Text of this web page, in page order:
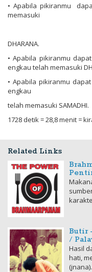
• Apabila pikiranmu
memasuki
DHARANA.
• Apabila pikiranmu
engkau telah memasuki
• Apabila pikiranmu
engkau
telah memasuki SAMADHI.
1728 detik = 28,8 menit =
Related Links
Butir
/
Hasil
hati,
(jnana).